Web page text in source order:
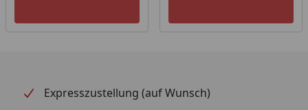
Expresszustellung (auf Wunsch)